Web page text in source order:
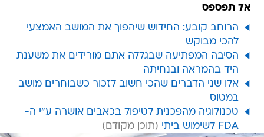
אל תפספס
הרוחב קובע: החידוש שיהפוך את המושב האמצעי
להכי מבוקש
הסיבה המפתיעה שבגללה אתם מורידים את משענת
היד בהמראה ובנחיתה
אלו שני הדברים שהכי חשוב לזכור כשבוחרים מושב
במטוס
טכנולוגיה מהפכנית לטיפול בכאבים אושרה ע"י ה-
FDA לשימוש ביתי